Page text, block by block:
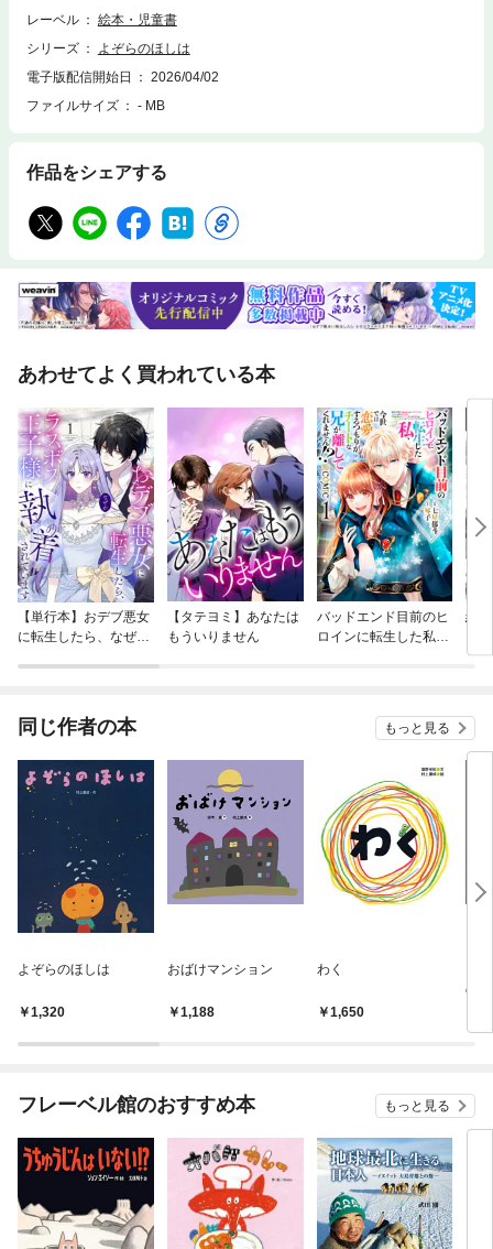
レーベル
絵本・児童書
シリーズ
よぞらのほしは
電子版配信開始日
2026/04/02
ファイルサイズ
- MB
作品をシェアする
あわせてよく買われている本
【単行本】おデブ悪女
に転生したら、なぜか
【タテヨミ】あなたは
もういりません
バッドエンド目前のヒ
ロインに転生した私、
結
同じ作者の本 もっと見る
よぞらのほしは
1,320
おばけマンション
1,188
わく
1,650
の
フレーベル館のおすすめ本 もっと見る